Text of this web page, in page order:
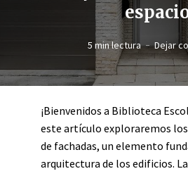
5 min lectura Dejar
¡Bienvenidos a Biblioteca
este artículo exploraremos
de fachadas, un elemento
arquitectura de los edificios.